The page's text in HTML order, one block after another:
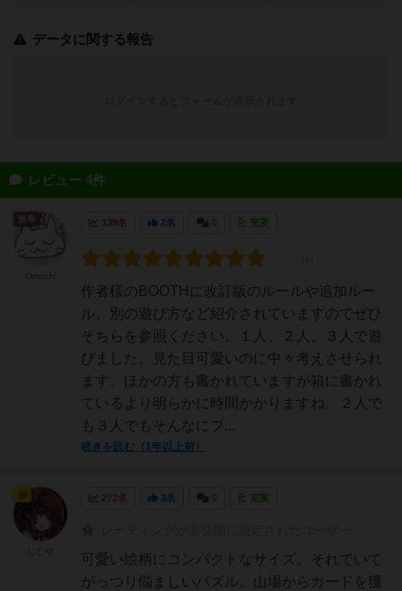
データに関する報告
レビュー 4件
139名 2名 充実
作者様のBOOTHに改訂版のルールや追加ルー
ル、別の遊び方など紹介されていますのでぜひ
そちらを参照ください。１人、２人、３人で遊
びました。見た目可愛いのに中々考えさせられ
ます。ほかの方も書かれていますが箱に書かれ
ているより明らかに時間かかりますね。２人で
も３人でもそんなにプ...
続きを読む（1年以上前）
272名 3名 充実
可愛い絵柄にコンパクトなサイズ。それでいて
がっつり悩ましいパズル。山場からカードを獲
神